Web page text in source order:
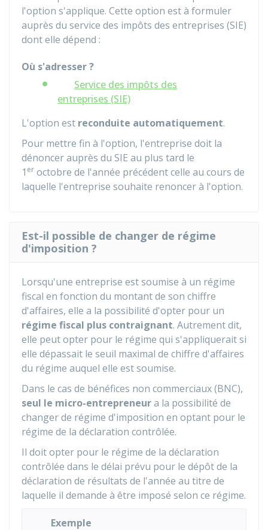
l'option s'applique. Cette option est à formuler
auprès du service des impôts des entreprises (SIE)
dont elle dépend :
Où s'adresser ?
Service des impôts des
entreprises (SIE)
L'option est reconduite automatiquement.
Pour mettre fin à l'option, l'entreprise doit la
dénoncer auprès du SIE au plus tard le
1 er octobre de l'année précédent celle au cours de
laquelle l'entreprise souhaite renoncer à l'option.
Est-il possible de changer de régime
d'imposition ?
Lorsqu'une entreprise est soumise à un régime
fiscal en fonction du montant de son chiffre
d'affaires, elle a la possibilité d'opter pour un
régime fiscal plus contraignant. Autrement dit,
elle peut opter pour le régime qui s'appliquerait si
elle dépassait le seuil maximal de chiffre d'affaires
du régime auquel elle est soumise.
Dans le cas de bénéfices non commerciaux (BNC),
seul le micro-entrepreneura la possibilité de
changer de régime d'imposition en optant pour le
régime de la déclaration contrôlée.
Il doit opter pour le régime de la déclaration
contrôlée dans le délai prévu pour le dépôt de la
déclaration de résultats de l'année au titre de
laquelle il demande à être imposé selon ce régime.
Exemple